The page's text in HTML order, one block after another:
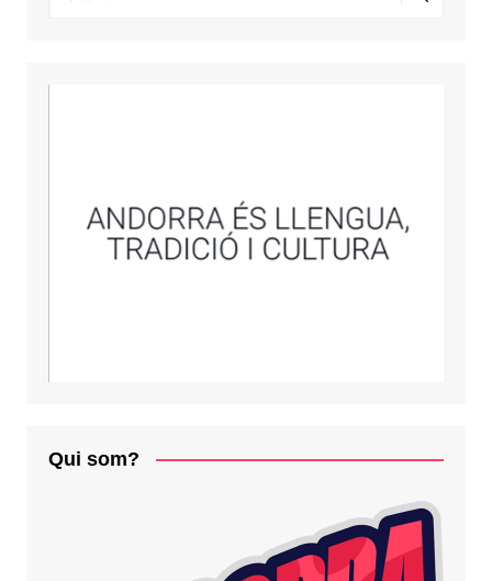
Qui som?